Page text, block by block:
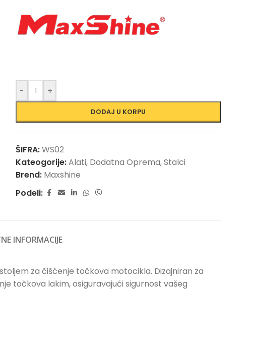
- +
DODAJ U KORPU
ŠIFRA:WS02
Kateogorije:Alati, Dodatna Oprema,Stalci
Brend: Maxshine
Podeli:
INFORMACIJE
za čišćenje točkova motocikla. Dizajniran za
točkova lakim, osiguravajući sigurnost vašeg